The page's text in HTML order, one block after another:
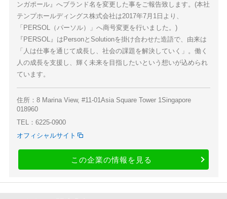
ンガポール』へブランド名を変更した事をご報告致します。(本社
テンプホールディングス株式会社は2017年7月1日より、
「PERSOL（パーソル）」へ商号変更を行いました。)
『PERSOL』はPersonとSolutionを掛け合わせた造語で、由来は
「人は仕事を通じて成長し、社会の課題を解決していく」。働く
人の成長を支援し、輝く未来を目指したいという想いが込められ
ています。
住所：8 Marina View, #11-01Asia Square Tower 1Singapore
018960
TEL：6225-0900
オフィシャルサイト
この企業の情報を見る